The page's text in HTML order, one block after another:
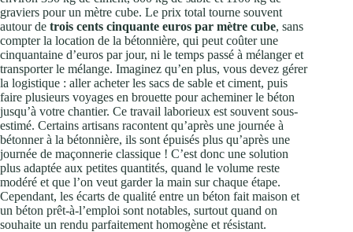
graviers pour un mètre cube. Le prix total tourne souvent
autour de trois cents cinquante euros par mètre cube, sans
compter la location de la bétonnière, qui peut coûter une
cinquantaine d’euros par jour, ni le temps passé à mélanger et
transporter le mélange. Imaginez qu’en plus, vous devez gérer
la logistique : aller acheter les sacs de sable et ciment, puis
faire plusieurs voyages en brouette pour acheminer le béton
jusqu’à votre chantier. Ce travail laborieux est souvent sous-
estimé. Certains artisans racontent qu’après une journée à
bétonner à la bétonnière, ils sont épuisés plus qu’après une
journée de maçonnerie classique ! C’est donc une solution
plus adaptée aux petites quantités, quand le volume reste
modéré et que l’on veut garder la main sur chaque étape.
Cependant, les écarts de qualité entre un béton fait maison et
un béton prêt-à-l’emploi sont notables, surtout quand on
souhaite un rendu parfaitement homogène et résistant.